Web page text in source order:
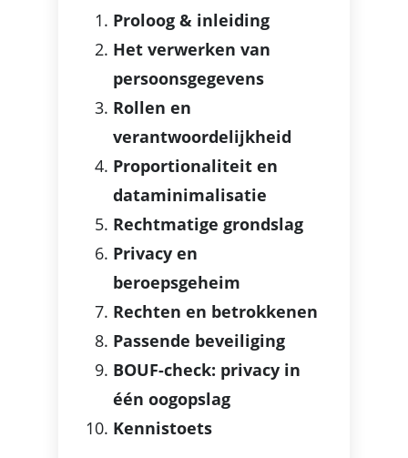
Proloog & inleiding
Het verwerken van
persoonsgegevens
Rollen en
verantwoordelijkheid
Proportionaliteit en
dataminimalisatie
Rechtmatige grondslag
Privacy en
beroepsgeheim
Rechten en betrokkenen
Passende beveiliging
BOUF-check: privacy in
één oogopslag
Kennistoets